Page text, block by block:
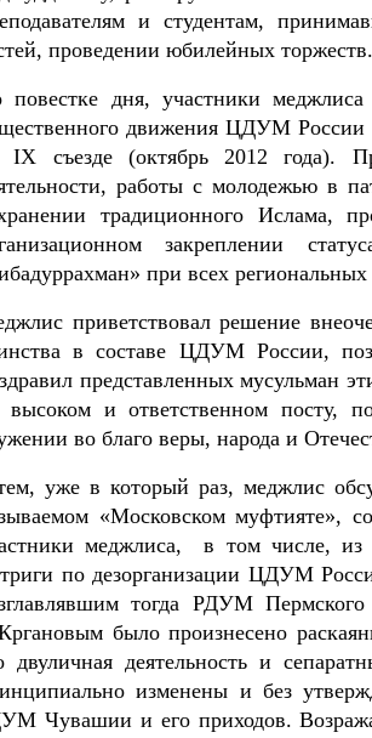
и студентам,
проведении юбилейных торжеств.
повестке дня, участники
движения ЦДУМ России
IX съезде (октябрь 2012 года).
работы с молодежью в
традиционного Ислама,
закреплении
при всех
приветствовал решение
в составе ЦДУМ России,
представленных мусульман
высоком и ответственном посту,
во благо веры, народа и
уже в который раз, меджлис
«Московском муфтияте»,
меджлиса, в том числе, из
по дезорганизации ЦДУМ
тогда РДУМ
было произнесено
двуличная деятельность и
изменены и без
Чувашии и его приходов.